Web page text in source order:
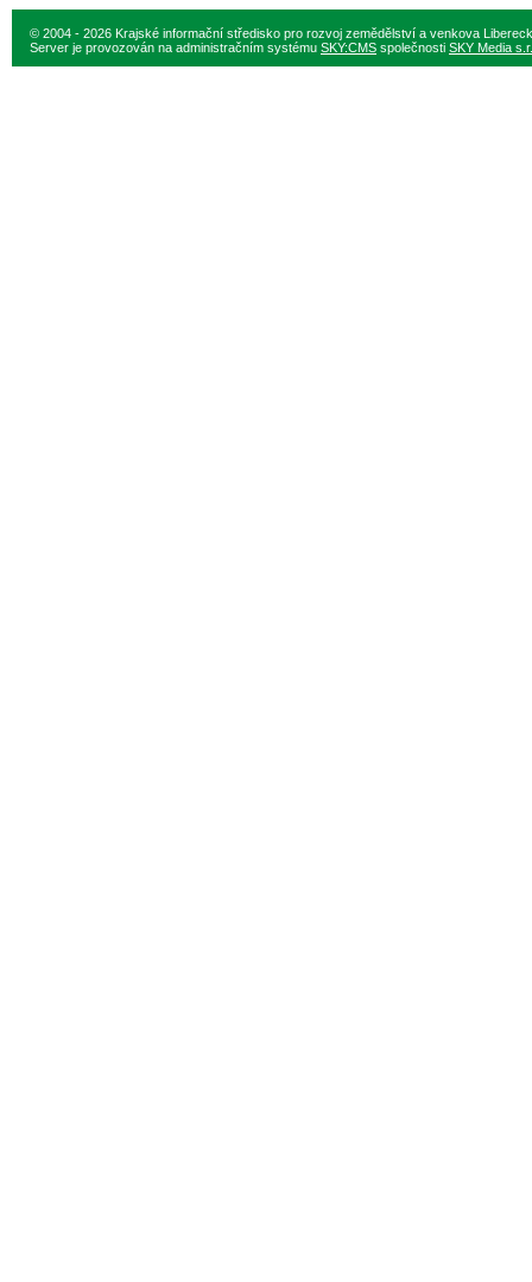
© 2004 - 2026 Krajské informační středisko pro rozvoj zemědělství a venkova
Server je provozován na administračním systému SKY:CMS společnosti SKY Media